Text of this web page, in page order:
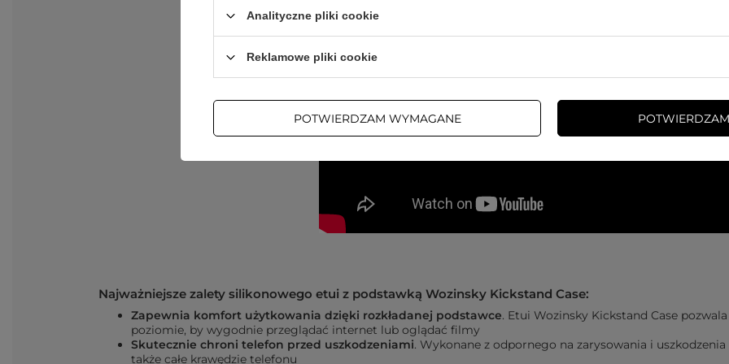
Najważniejsze zalety silikonowego etui z podstawką Wozinsky Kickstand Case:
Zapewnia komfort użytkowania dzięki rozkładanej podstawce. Etui Wozinsky Kickstand Case
poziomie, by wygodnie przeglądać internet lub oglądać filmy
Skutecznie chroni telefon przed uszkodzeniami. Wykonane z odpornego na zarysowania i
także całe krawędzie telefonu
Analityczne pliki cookie
Reklamowe pliki cookie
POTWIERDZAM WYMAGANE